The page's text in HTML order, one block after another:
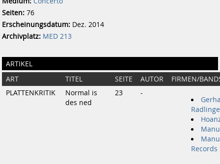
Seiten: 76
Erscheinungsdatum: Dez. 2014
Archivplatz: MED 213
ARTIKEL
ART TITEL SEITE AUTOR
FIRMEN/
PLATTENKRITIK
Normal is
des ned
23 -
Records